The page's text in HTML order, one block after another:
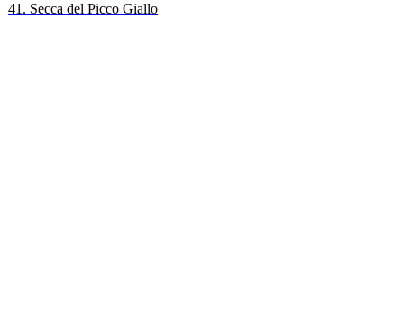
41. Secca del Picco Giallo